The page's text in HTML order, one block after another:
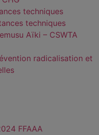
techniques
techniques
Aïki – CSWTA
radicalisation et
FFAAA